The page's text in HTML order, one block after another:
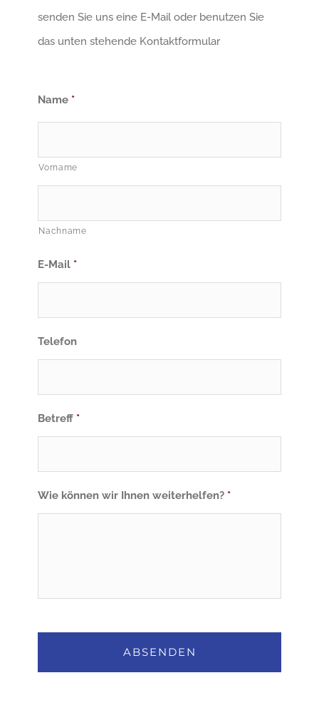
senden Sie uns eine E-Mail oder benutzen Sie
das unten stehende Kontaktformular
Name *
Vorname
Nachname
E-Mail *
Telefon
Betreff *
Wie können wir Ihnen weiterhelfen? *